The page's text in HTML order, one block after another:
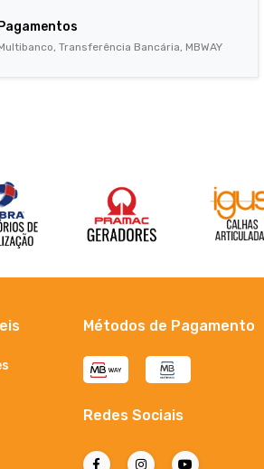
Pagamentos
Transferência Bancária, MBWAY
Métodos de Pagamento
Redes Sociais